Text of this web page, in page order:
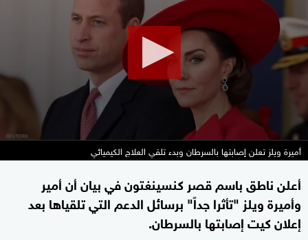
أميرة ويلز تعلن إصابتها بالسرطان وبدء تلقي العلاج الكيميائي
أعلن ناطق باسم قصر كنسينغتون في بيان أن أمير
وأميرة ويلز "تأثرا جداً" برسائل الدعم التي تلقياها بعد
إعلان كيت إصابتها بالسرطان.